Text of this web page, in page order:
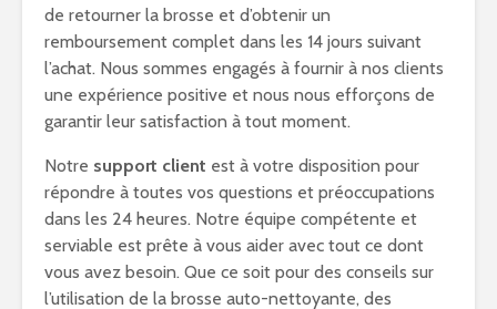
de retourner la brosse et d’obtenir un
remboursement complet dans les 14 jours suivant
l’achat. Nous sommes engagés à fournir à nos clients
une expérience positive et nous nous efforçons de
garantir leur satisfaction à tout moment.
Notre support client est à votre disposition pour
répondre à toutes vos questions et préoccupations
dans les 24 heures. Notre équipe compétente et
serviable est prête à vous aider avec tout ce dont
vous avez besoin. Que ce soit pour des conseils sur
l’utilisation de la brosse auto-nettoyante, des